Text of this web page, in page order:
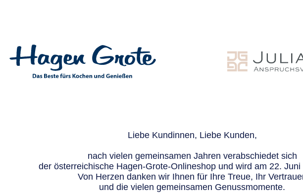
Liebe Kundinnen, Liebe Kunden,
nach vielen gemeinsamen Jahren verabschiedet sich
der österreichische Hagen-Grote-Onlineshop und wird am 22. Juni
Von Herzen danken wir Ihnen für Ihre Treue, Ihr
und die vielen gemeinsamen Genussmomente.